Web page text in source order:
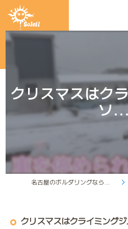
クリスマスはク
ソ
クリスマスはクライミング